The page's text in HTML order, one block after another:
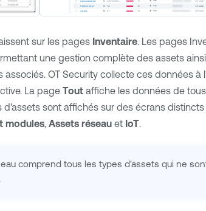
sur les pages Inventaire. Les pages
une gestion complète des assets
associés. OT Securitycollecte ces données à
La page Toutaffiche les données de
sont affichés sur des écrans
modules, Assets réseauet IoT.
comprend tous les types d'assets qui ne